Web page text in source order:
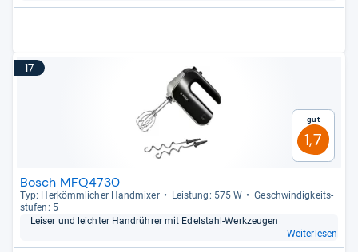
17
Gut
1,7
Bosch MFQ4730
Typ: Her­kömm­li­cher Hand­mi­xer Leis­tung: 575 W
Geschwin­dig­keits­
stu­fen: 5
Lei­ser und leich­ter Handrüh­rer mit Edel­stahl-​Werk­zeu­gen
Weiterlesen